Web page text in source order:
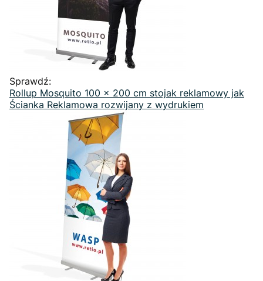
Sprawdź:
Rollup Mosquito 100 x 200 cm stojak reklamowy jak
Ścianka Reklamowa rozwijany z wydrukiem